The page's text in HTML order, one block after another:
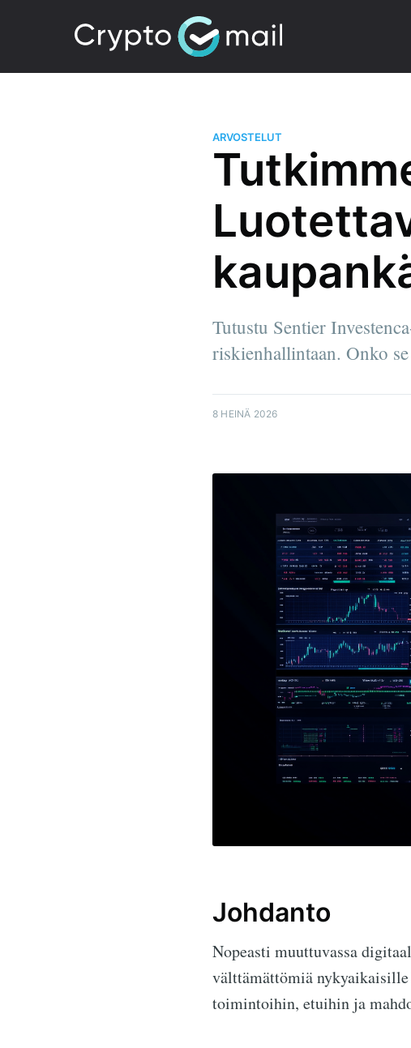
ARVOSTELUT
Tutustu Sentier
riskienhallintaan. Onko
8 HEINÄ 2026
Johdanto
Nopeasti muuttuvassa
välttämättömiä
toimintoihin, etuihin ja